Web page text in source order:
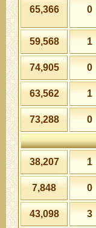
0
65,366
1
59,568
0
74,905
1
63,562
0
73,288
1
38,207
0
7,848
3
43,098